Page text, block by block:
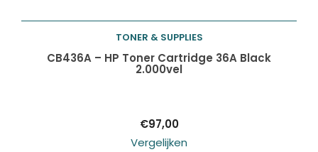
Toevoegen aan
TONER & SUPPLIES
CB436A – HP Toner Cartridge 36A Black
2.000vel
€97,00
Vergelijken